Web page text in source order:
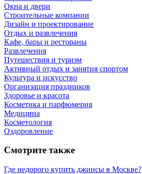
Окна и двери
Строительные компании
Дизайн и проектирование
Отдых и развлечения
Кафе, бары и рестораны
Развлечения
Путешествия и туризм
Активный отдых и занятия спортом
Культура и искусство
Организация праздников
Здоровье и красота
Косметика и парфюмерия
Медицина
Косметология
Оздоровление
Смотрите также
Где недорого купить джинсы в Москве?